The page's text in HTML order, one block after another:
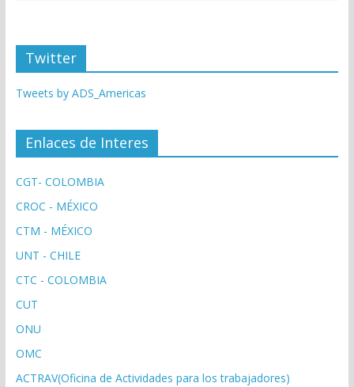
Twitter
Tweets by ADS_Americas
Enlaces de Interes
CGT- COLOMBIA
CROC - MÉXICO
CTM - MÉXICO
UNT - CHILE
CTC - COLOMBIA
CUT
ONU
OMC
ACTRAV(Oficina de Actividades para los trabajadores)